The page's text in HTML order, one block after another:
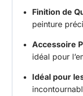
Finition de
peinture
Accessoire
idéal pour
Idéal pour